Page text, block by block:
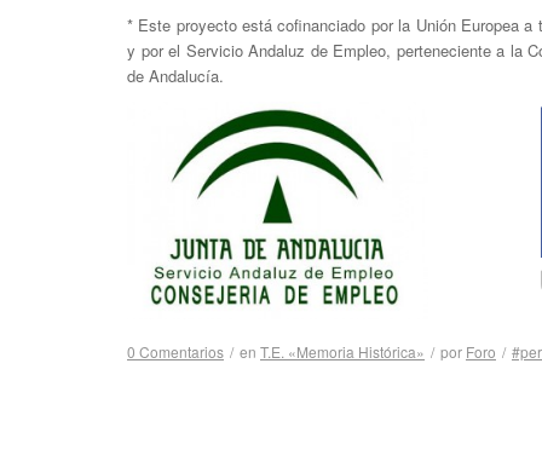
* Este proyecto está cofinanciado por la Unión Europea a
y por el Servicio Andaluz de Empleo, perteneciente a la
de Andalucía.
0 Comentarios / en T.E. «Memoria Histórica» / por Foro /